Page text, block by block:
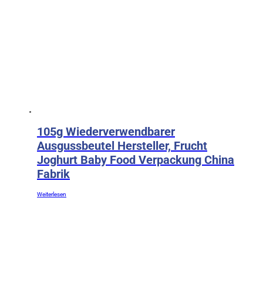
105g Wiederverwendbarer
Ausgussbeutel Hersteller, Frucht
Joghurt Baby Food Verpackung China
Fabrik
Weiterlesen